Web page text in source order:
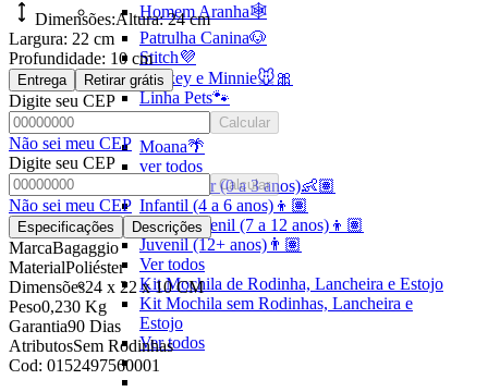
Homem Aranha🕸️
Patrulha Canina🐶
Stitch💜
Mickey e Minnie🐭🎀
Linha Pets🐾
Moana🌴
ver todos
Pré-escolar (0 a 3 anos)👶🏽
Infantil (4 a 6 anos)👦🏽
Infantojuvenil (7 a 12 anos)👦🏽
Juvenil (12+ anos)👨🏽
Ver todos
Kit Mochila de Rodinha, Lancheira e Estojo
Kit Mochila sem Rodinhas, Lancheira e
Estojo
Ver todos
Dimensões:Altura: 24 cm
Largura: 22 cm
Profundidade: 10 cm
Entrega Retirar grátis
Digite seu CEP
Calcular
Não sei meu CEP
Digite seu CEP
Calcular
Não sei meu CEP
Especificações Descrições
MarcaBagaggio
MaterialPoliéster
Dimensões24 x 22 x 10 CM
Peso0,230 Kg
Garantia90 Dias
AtributosSem Rodinhas
Cod: 0152497560001